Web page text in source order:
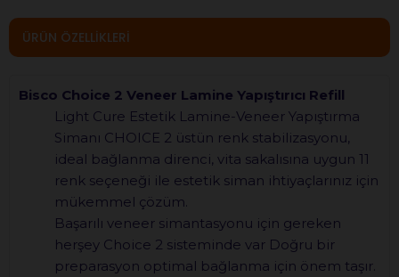
ÜRÜN ÖZELLIKLERI
Bisco Choice 2 Veneer Lamine Yapıştırıcı Refill
Light Cure Estetik Lamine-Veneer Yapıştırma
Simanı CHOICE 2 üstün renk stabilizasyonu,
ideal bağlanma direnci, vita sakalısına uygun 11
renk seçeneği ile estetik siman ihtiyaçlarınız için
mükemmel çözüm.
Başarılı veneer simantasyonu için gereken
herşey Choice 2 sisteminde var Doğru bir
preparasyon optimal bağlanma için önem taşır.